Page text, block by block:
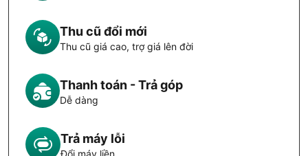
Thu cũ đổi mới
Thu cũ giá cao, trợ giá lên đời
Thanh toán - Trả góp
Dễ dàng
Trả máy lỗi